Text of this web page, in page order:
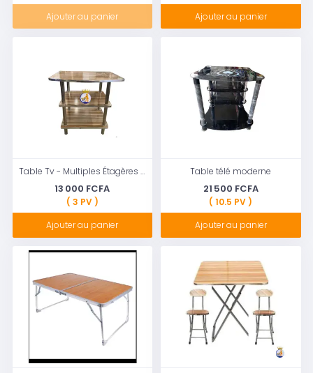
Ajouter au panier
Ajouter au panier
Table Tv - Multiples Étagères - Polyvalent - TRES SOLIDE
13 000 FCFA
( 3 PV )
Ajouter au panier
Table télé moderne
21 500 FCFA
( 10.5 PV )
Ajouter au panier